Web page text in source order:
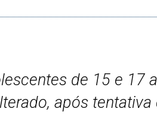
de 15 e 17
após